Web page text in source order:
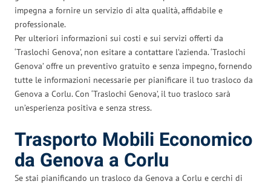
impegna a fornire un servizio di alta qualità, affidabile e
professionale.
Per ulteriori informazioni sui costi e sui servizi offerti da
‘Traslochi Genova’, non esitare a contattare l’azienda. ‘Traslochi
Genova’ offre un preventivo gratuito e senza impegno, fornendo
tutte le informazioni necessarie per pianificare il tuo trasloco da
Genova a Corlu. Con ‘Traslochi Genova’, il tuo trasloco sarà
un’esperienza positiva e senza stress.
Trasporto Mobili Economico
da Genova a Corlu
Se stai pianificando un trasloco da Genova a Corlu e cerchi di